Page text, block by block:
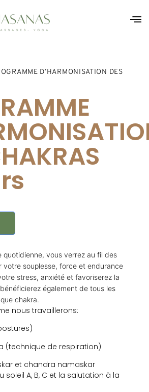
D’HARMONISATION DES
quotidienne, vous verrez au fil des
votre souplesse, force et endurance
stress, anxiété et favoriserez la
également de tous les
chakra.
nous travaillerons:
(technique de respiration)
et chandra namaskar
soleil A, B, C et la salutation à la